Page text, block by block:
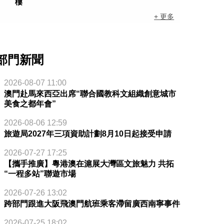
+ 更多
門新聞
2026-08-07 11:00
澳門赴馬來西亞出席“聯合國教科文組織創意城市
美食之都年會”
2026-08-06 12:59
旅遊局2027年三項資助計劃8月10日起接受申請
2026-07-27 17:25
【攜手推廣】粵港澳在滬展大灣區文旅魅力 共拓
“一程多站”聯遊市場
2026-07-26 13:02
跨部門跟進大阪飛澳門航班乘客滯留廣西南寧事件